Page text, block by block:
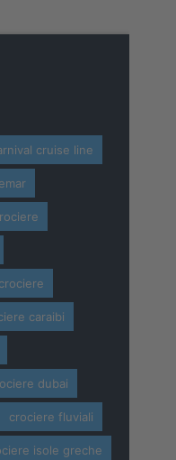
cruise line
crociere
caraibi
dubai
crociere fluviali
isole greche